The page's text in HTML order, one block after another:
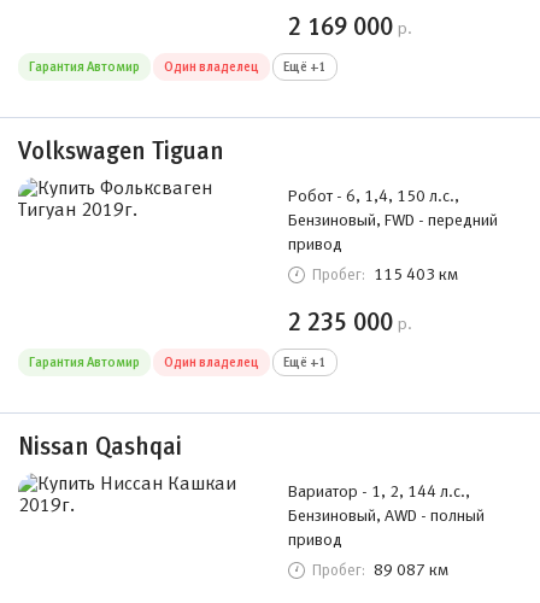
2 169 000 р.
Гарантия Автомир Один владелец Ещё +1
Volkswagen Tiguan
Робот - 6, 1,4, 150 л.с.,
Бензиновый, FWD - передний
привод
Пробег: 115 403 км
2 235 000 р.
Гарантия Автомир Один владелец Ещё +1
Nissan Qashqai
Вариатор - 1, 2, 144 л.с.,
Бензиновый, AWD - полный
привод
Пробег: 89 087 км